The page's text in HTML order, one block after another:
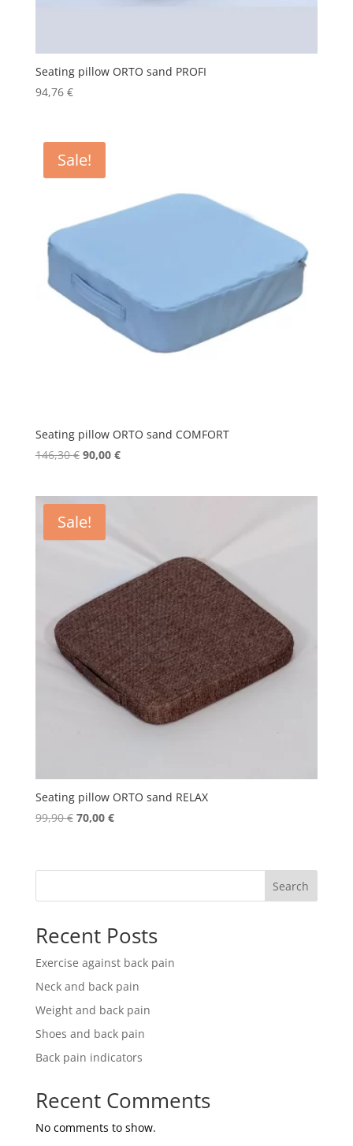
Seating pillow ORTO sand PROFI
94,76 €
Sale!
Seating pillow ORTO sand COMFORT
146,30€ Original
146,30 €.
90,00 €Current
Sale!
Seating pillow ORTO sand RELAX
99,90€ Original
99,90 €.
70,00 €Current
70,00 €.
Search
Recent Posts
Exercise against back pain
Neck and back pain
Weight and back pain
Shoes and back pain
Back pain indicators
Recent Comments
No comments to show.